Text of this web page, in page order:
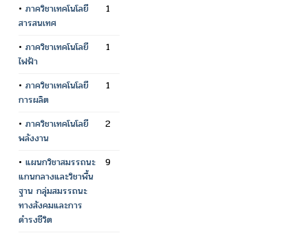
• ภาควิชาเทคโนโลยี
สารสนเทศ
1
• ภาควิชาเทคโนโลยี
ไฟฟ้า
1
• ภาควิชาเทคโนโลยี
การผลิต
1
• ภาควิชาเทคโนโลยี
พลังงาน
2
• แผนกวิชาสมรรถนะ
แกนกลางและวิชาพื้น
ฐาน กลุ่มสมรรถนะ
ทางสังคมและการ
ดำรงชีวิต
9